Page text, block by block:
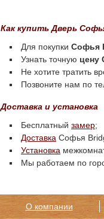
Как купить Дверь
Для покупки Софья
Узнать точную цену
Не хотите тратить
Позвоните нам по
Доставка и установка
Бесплатный замер;
Доставка Софья
Установка
Мы работаем по
О компании